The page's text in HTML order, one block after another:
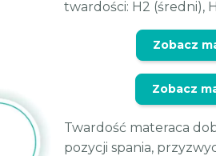
twardości: H2 (średni),
Zobacz
Zobacz
Twardość materaca
pozycji spania,